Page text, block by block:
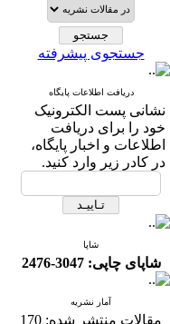
جستجوی پیشرفته
دریافت اطلاعات پایگاه
نشانی پست الکترونیک
خود را برای دریافت
اطلاعات و اخبار پایگاه،
در کادر زیر وارد کنید.
شاپا
شاپای چاپی: 3047-2476
آمار نشریه
مقالات منتشر شده: 170